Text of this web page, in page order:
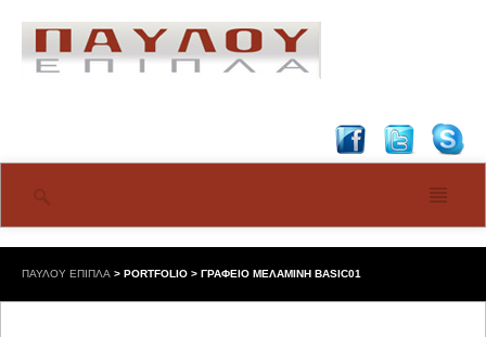
ΠΑΥΛΟΥ ΕΠΙΠΛΑ > PORTFOLIO > ΓΡΑΦΕΙΟ ΜΕΛΑΜΙΝΗ BASIC01